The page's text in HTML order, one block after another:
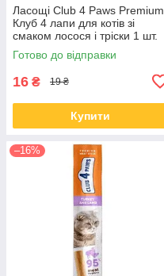
Ласощі Club 4 Paws Premium
Клуб 4 лапи для котів зі
смаком лосося і тріски 1 шт.
Готово до відправки
16 ₴ 19 ₴
Купити
–16%